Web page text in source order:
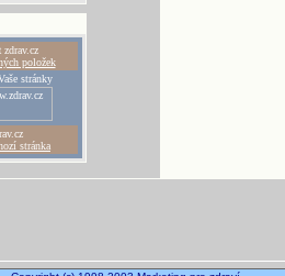
zdrav.cz
položek
stránky
stránka